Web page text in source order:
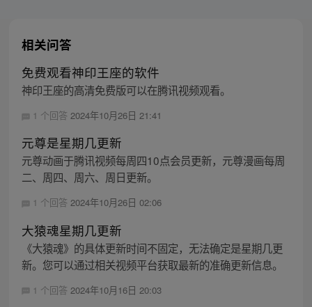
相关问答
免费观看神印王座的软件
神印王座的高清免费版可以在腾讯视频观看。
1 个回答 2024年10月26日 21:41
元尊是星期几更新
元尊动画于腾讯视频每周四10点会员更新，元尊漫画每周
二、周四、周六、周日更新。
1 个回答 2024年10月26日 02:06
大猿魂星期几更新
《大猿魂》的具体更新时间不固定，无法确定是星期几更
新。您可以通过相关视频平台获取最新的准确更新信息。
1 个回答 2024年10月16日 20:03